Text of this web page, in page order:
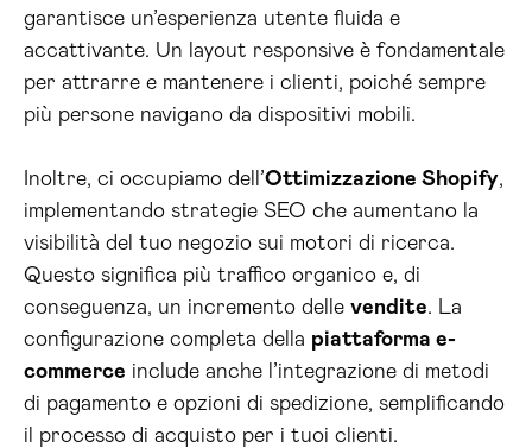
garantisce un’esperienza utente fluida e
accattivante. Un layout responsive è fondamentale
per attrarre e mantenere i clienti, poiché sempre
più persone navigano da dispositivi mobili.
Inoltre, ci occupiamo dell’Ottimizzazione Shopify,
implementando strategie SEO che aumentano la
visibilità del tuo negozio sui motori di ricerca.
Questo significa più traffico organico e, di
conseguenza, un incremento delle vendite. La
configurazione completa della piattaforma e-
commerce include anche l’integrazione di metodi
di pagamento e opzioni di spedizione, semplificando
il processo di acquisto per i tuoi clienti.